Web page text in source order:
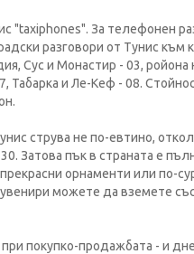
"taxiphones". За телефонен
разговори от Тунис към
Сус и Монастир - 03,
Табарка и Ле-Кеф - 08.
струва не по-евтино,
Затова пък в страната е
орнаменти или по-
можете да вземете
покупко-продажбата - и